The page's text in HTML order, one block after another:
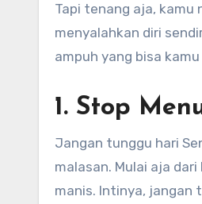
Tapi tenang aja, kamu
menyalahkan diri
ampuh yang bisa
1. Stop
Jangan tunggu hari
malasan. Mulai aja
manis. Intinya, jangan